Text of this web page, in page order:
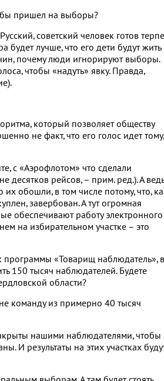
бы пришел на выборы?
советский человек готов
будет лучше, что его дети будут жить
почему люди игнорируют выборы.
чтобы «надуть» явку. Правда,
который позволяет обществу
не факт, что его голос идет тому,
с «Аэрофлотом» что сделали
десятков рейсов, – прим. ред.). А
обошли, в том числе потому, что,
завербован. А тут огромная
обеспечивают работу электронного
на избирательном участке – это
программы «Товарищ наблюдатель», в
150 тысяч наблюдателей. Будете
области?
команду из примерно 40 тысяч
нашими наблюдателями, чтобы
И результаты на этих участках